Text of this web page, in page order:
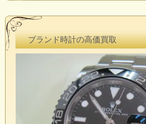
ブランド時計の高価買取